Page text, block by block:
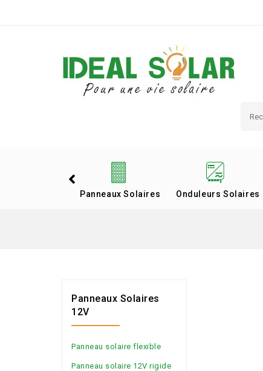
Panneaux Solaires Onduleurs Solaires
Panneaux Solaires
12V
Panneau solaire flexible
Panneau solaire 12V rigide